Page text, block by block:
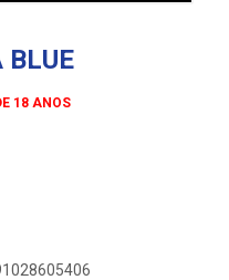
BLUE
18 ANOS